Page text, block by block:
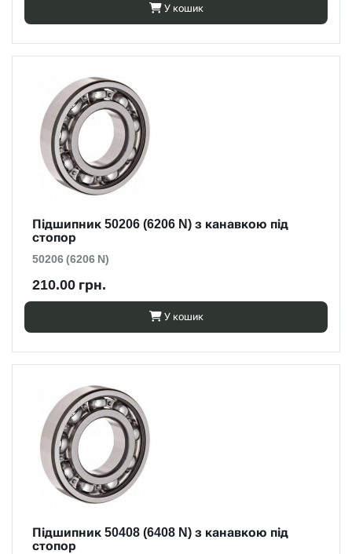
У кошик
Підшипник 50206 (6206 N) з канавкою під
стопор
50206 (6206 N)
210.00 грн.
У кошик
Підшипник 50408 (6408 N) з канавкою під
стопор